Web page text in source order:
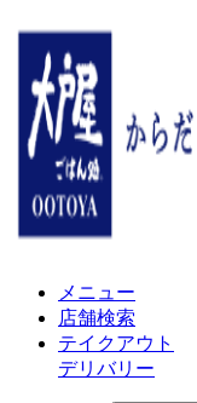
メニュー
店舗検索
テイクアウト
デリバリー